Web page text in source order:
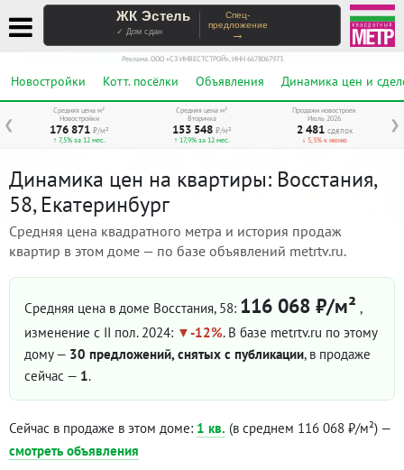
ЖК Эстель
✓ Дом сдан
Спец-
предложение
→
Реклама. ООО «СЗ ИНВЕСТСТРОЙ», ИНН 6678067973
Новостройки Котт. посёлки Объявления Динамика цен и
❮ ❯
Средняя цена м²
Новостройки
176 871 ₽/м²
↑ 7,5% за 12 мес.
Средняя цена м²
Вторичка
153 548 ₽/м²
↑ 17,9% за 12 мес.
Продажи новостроек
Июль 2026
2 481 сделок
↓ 5,3% к июню
Динамика цен на квартиры: Восстания,
58, Екатеринбург
Средняя цена квадратного метра и история продаж
квартир в этом доме — по базе объявлений metrtv.ru.
Средняя цена в доме Восстания, 58: 116 068 ₽/м² ,
изменение с II пол. 2024:
-12%. В базе metrtv.ru по этому
дому — 30 предложений, снятых с публикации, в продаже
сейчас — 1.
Сейчас в продаже в этом доме: 1 кв. (в среднем 116 068 ₽/м²) —
смотреть объявления